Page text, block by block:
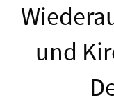
und